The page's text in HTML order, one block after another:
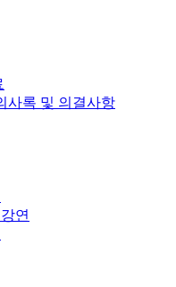
사록 및 의결사항
연